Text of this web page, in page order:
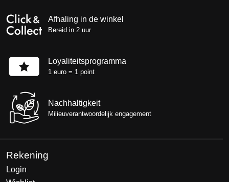
Afhaling in de winkel
Bereid in 2 uur
Loyaliteitsprogramma
1 euro = 1 point
Nachhaltigkeit
Milieuverantwoordelijk engagement
Rekening
Login